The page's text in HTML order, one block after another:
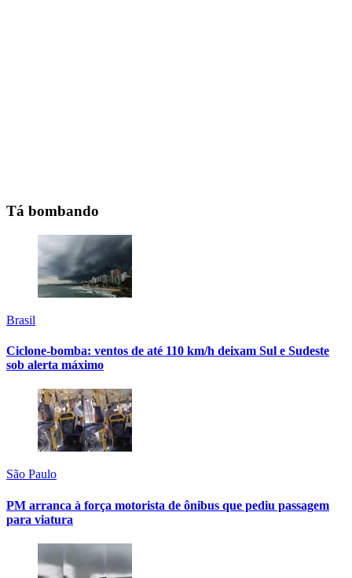
Tá bombando
Brasil
Ciclone-bomba: ventos de até 110 km/h deixam Sul e Sudeste
sob alerta máximo
São Paulo
PM arranca à força motorista de ônibus que pediu passagem
para viatura